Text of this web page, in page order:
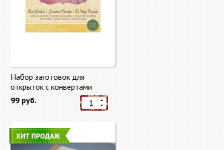
Набор заготовок для
открыток с конвертами
Старый мир (Old World) от
DCWV
99 руб.